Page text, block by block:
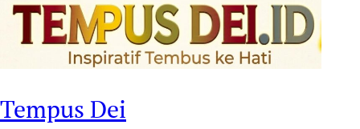
Tempus Dei